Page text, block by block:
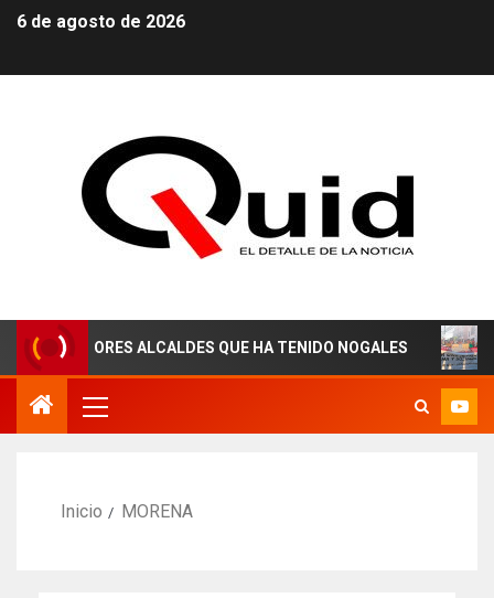
6 de agosto de 2026
ALCALDES QUE HA TENIDO NOGALES
Inicio MORENA